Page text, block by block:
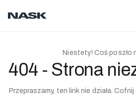
Niestety! Coś poszło
404 - Strona
Przepraszamy, ten link nie działa.